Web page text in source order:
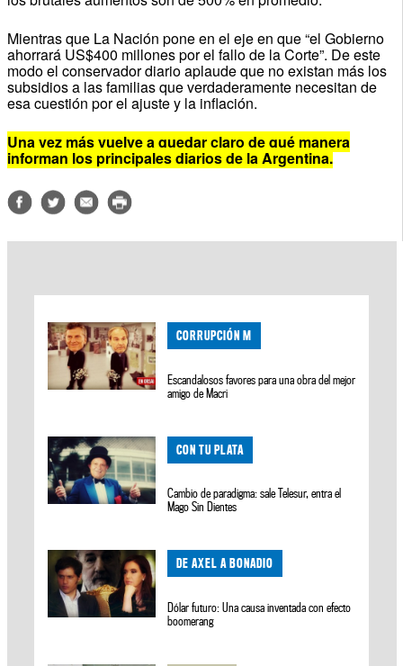
Mientras que La Nación pone en el eje en que “el Gobierno
ahorrará US$400 millones por el fallo de la Corte”. De este
modo el conservador diario aplaude que no existan más los
subsidios a las familias que verdaderamente necesitan de
esa cuestión por el ajuste y la inflación.
Una vez más vuelve a quedar claro de qué manera
informan los principales diarios de la Argentina.
CORRUPCIÓN M
Escandalosos favores para una obra del mejor
amigo de Macri
CON TU PLATA
Cambio de paradigma: sale Telesur, entra el
Mago Sin Dientes
DE AXEL A BONADIO
Dólar futuro: Una causa inventada con efecto
boomerang